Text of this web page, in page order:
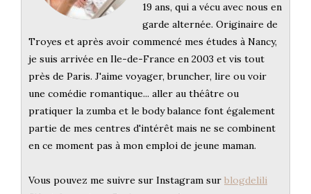
19 ans, qui a vécu avec nous en
garde alternée. Originaire de
Troyes et après avoir commencé mes études à Nancy,
je suis arrivée en Ile-de-France en 2003 et vis tout
près de Paris. J'aime voyager, bruncher, lire ou voir
une comédie romantique... aller au théâtre ou
pratiquer la zumba et le body balance font également
partie de mes centres d'intérêt mais ne se combinent
en ce moment pas à mon emploi de jeune maman.
Vous pouvez me suivre sur Instagram sur blogdelili